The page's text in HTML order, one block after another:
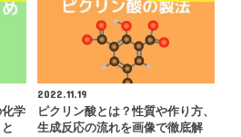
化学
2022.11.19
ピクリン酸とは？性質や作り方、
生成反応の流れを画像で徹底解